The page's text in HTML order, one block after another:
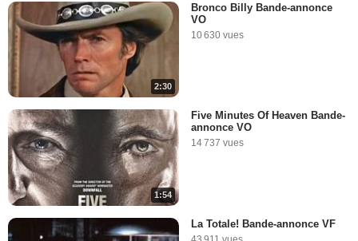
2:30
Bronco Billy Bande-annonce
VO
10 630 vues
1:54
Five Minutes Of Heaven Bande-
annonce VO
14 737 vues
La Totale! Bande-annonce VF